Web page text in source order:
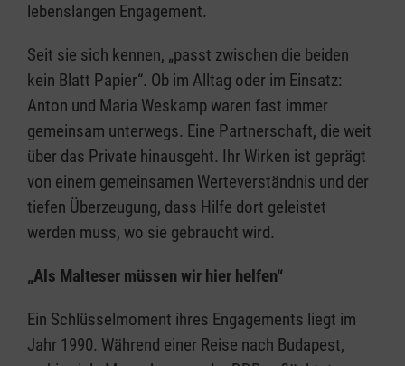
lebenslangen Engagement.
Seit sie sich kennen, „passt zwischen die beiden
kein Blatt Papier“. Ob im Alltag oder im Einsatz:
Anton und Maria Weskamp waren fast immer
gemeinsam unterwegs. Eine Partnerschaft, die weit
über das Private hinausgeht. Ihr Wirken ist geprägt
von einem gemeinsamen Werteverständnis und der
tiefen Überzeugung, dass Hilfe dort geleistet
werden muss, wo sie gebraucht wird.
„Als Malteser müssen wir hier helfen“
Ein Schlüsselmoment ihres Engagements liegt im
Jahr 1990. Während einer Reise nach Budapest,